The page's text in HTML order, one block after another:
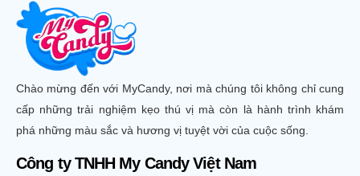
Chào mừng đến với MyCandy, nơi mà chúng tôi không chỉ cung
cấp những trải nghiệm kẹo thú vị mà còn là hành trình khám
phá những màu sắc và hương vị tuyệt vời của cuộc sống.
Công ty TNHH My Candy Việt Nam